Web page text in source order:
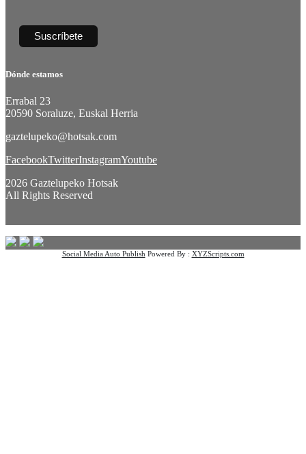
Dónde estamos
Errabal 23
20590 Soraluze, Euskal Herria
gaztelupeko@hotsak.com
FacebookTwitterInstagramYoutube
2026 Gaztelupeko Hotsak
All Rights Reserved
Social Media Auto Publish Powered By : XYZScripts.com